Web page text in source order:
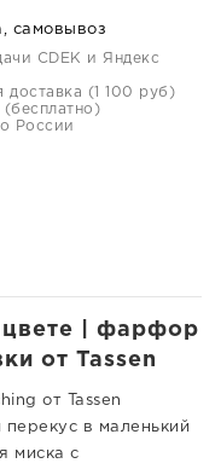
самовывоз
CDEK и Яндекс
доставка (1 100 руб)
России
| фарфор
от Tassen
от Tassen
в маленький
миска с